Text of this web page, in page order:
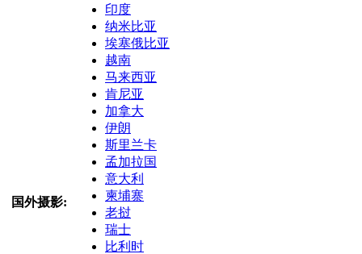
国外摄影:
印度
纳米比亚
埃塞俄比亚
越南
马来西亚
肯尼亚
加拿大
伊朗
斯里兰卡
孟加拉国
意大利
柬埔寨
老挝
瑞士
比利时